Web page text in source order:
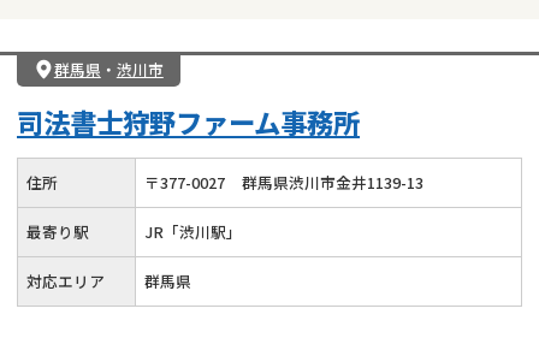
群馬県 ・ 渋川市
司法書士狩野ファーム事務所
住所 〒377-0027 群馬県渋川市金井1139-13
最寄り駅 JR「渋川駅」
対応エリア 群馬県